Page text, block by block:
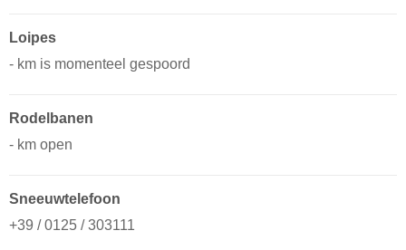
Loipes
- km is momenteel gespoord
Rodelbanen
- km open
Sneeuwtelefoon
+39 / 0125 / 303111